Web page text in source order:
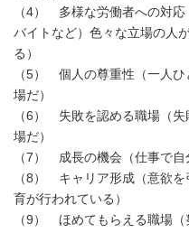
（4） 多様な労働者への対
バイトなど）色々な立場の人
る）
（5） 個人の尊重性（一人
場だ）
（6） 失敗を認める職場（
場だ）
（7） 成長の機会（仕事で自
（8） キャリア形成（意欲
育が行われている）
（9） ほめてもらえる職場